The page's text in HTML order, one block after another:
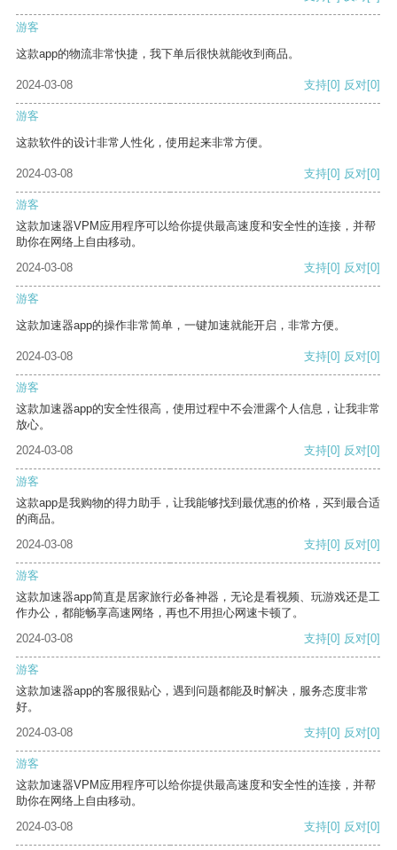
游客
这款app的物流非常快捷，我下单后很快就能收到商品。
2024-03-08 支持[0] 反对[0]
游客
这款软件的设计非常人性化，使用起来非常方便。
2024-03-08 支持[0] 反对[0]
游客
这款加速器VPM应用程序可以给你提供最高速度和安全性的连接，并帮
助你在网络上自由移动。
2024-03-08
支持[0] 反对[0]
游客
这款加速器app的操作非常简单，一键加速就能开启，非常方便。
2024-03-08 支持[0] 反对[0]
游客
这款加速器app的安全性很高，使用过程中不会泄露个人信息，让我非常
放心。
2024-03-08
支持[0] 反对[0]
游客
这款app是我购物的得力助手，让我能够找到最优惠的价格，买到最合适
的商品。
2024-03-08
支持[0] 反对[0]
游客
这款加速器app简直是居家旅行必备神器，无论是看视频、玩游戏还是工
作办公，都能畅享高速网络，再也不用担心网速卡顿了。
2024-03-08
支持[0] 反对[0]
游客
这款加速器app的客服很贴心，遇到问题都能及时解决，服务态度非常
好。
2024-03-08
支持[0] 反对[0]
游客
这款加速器VPM应用程序可以给你提供最高速度和安全性的连接，并帮
助你在网络上自由移动。
2024-03-08
支持[0] 反对[0]